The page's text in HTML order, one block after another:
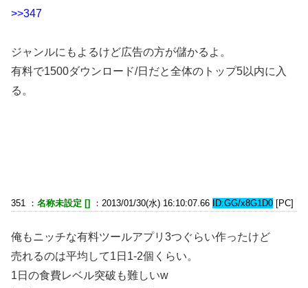
>>347
ジャンルにもよるけど広告の方が儲かるよ。
有料で1500ダウンロード/日だと全体のトップ5以内に入
る。
351 ： 名称未設定 [] ：2013/01/30(水) 16:10:07.66 ID:GG/x8G1D0 [PC]
俺もニッチな有料ツールアプリ3つぐらい作ったけど
売れるのは平均して1日1-2個くらい。
1日の食費レベル突破も難しいw